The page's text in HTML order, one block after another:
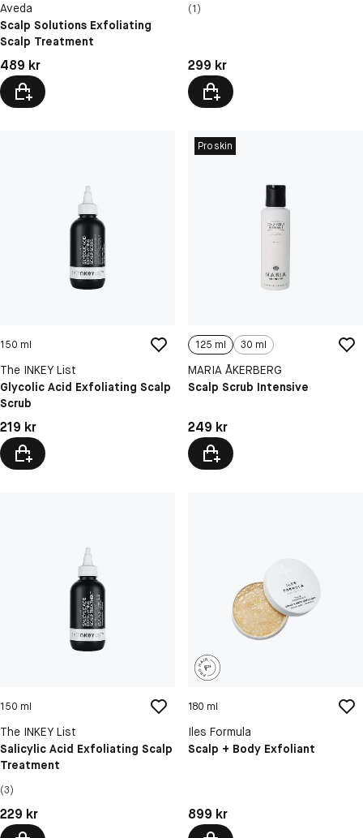
Aveda
Scalp Solutions Exfoliating
Scalp Treatment
Pris: 489 kr
489 kr
(1)
Pris: 299 kr
299 kr
150 ml
The INKEY List
Glycolic Acid Exfoliating Scalp
Scrub
Pris: 219 kr
219 kr
Proskin
125 ml 30 ml
MARIA ÅKERBERG
Scalp Scrub Intensive
Pris: 249 kr
249 kr
150 ml
The INKEY List
Salicylic Acid Exfoliating Scalp
Treatment
(3)
Pris: 229 kr
229 kr
180 ml
Iles Formula
Scalp + Body Exfoliant
Pris: 899 kr
899 kr